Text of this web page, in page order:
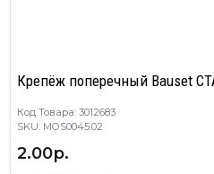
Крепёж поперечный Bauset
Код Товара: 3012683
SKU: MOS0045.02
2.00р.